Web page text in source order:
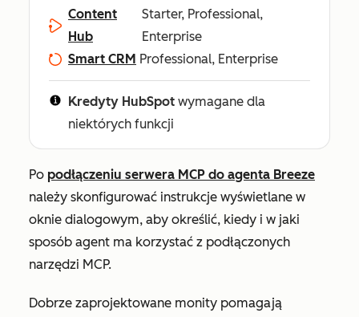
Content
Hub
Starter, Professional,
Enterprise
Smart CRM Professional, Enterprise
Kredyty HubSpot wymagane dla
niektórych funkcji
Po podłączeniu serwera MCP do agenta Breeze
należy skonfigurować instrukcje wyświetlane w
oknie dialogowym, aby określić, kiedy i w jaki
sposób agent ma korzystać z podłączonych
narzędzi MCP.
Dobrze zaprojektowane monity pomagają